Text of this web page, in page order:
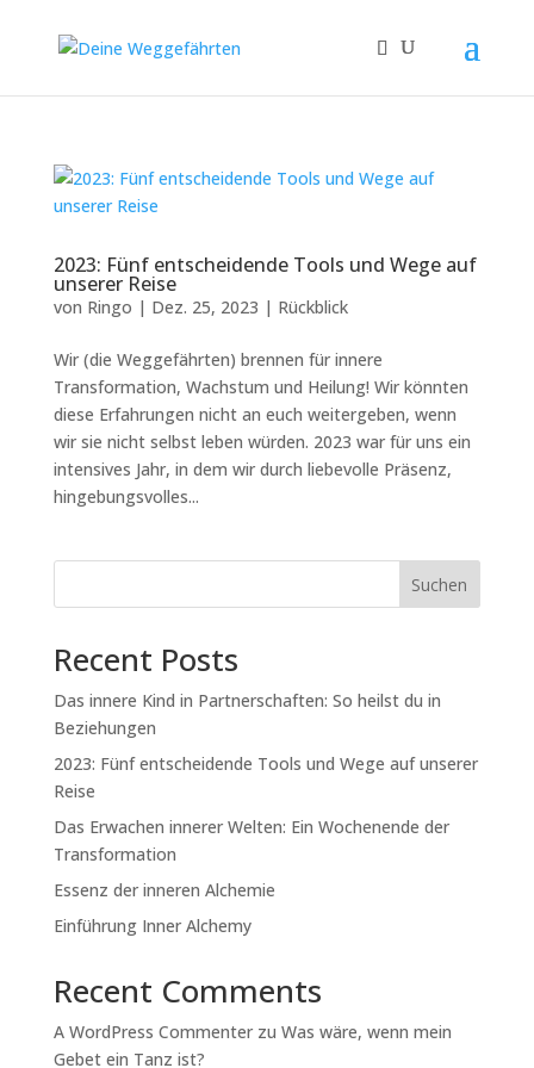
2023: Fünf entscheidende Tools und Wege auf
unserer Reise
von Ringo | Dez. 25, 2023 | Rückblick
Wir (die Weggefährten) brennen für innere
Transformation, Wachstum und Heilung! Wir könnten
diese Erfahrungen nicht an euch weitergeben, wenn
wir sie nicht selbst leben würden. 2023 war für uns ein
intensives Jahr, in dem wir durch liebevolle Präsenz,
hingebungsvolles...
Suchen
Recent Posts
Das innere Kind in Partnerschaften: So heilst du in
Beziehungen
2023: Fünf entscheidende Tools und Wege auf unserer
Reise
Das Erwachen innerer Welten: Ein Wochenende der
Transformation
Essenz der inneren Alchemie
Einführung Inner Alchemy
Recent Comments
A WordPress Commenterzu Was wäre, wenn mein
Gebet ein Tanz ist?